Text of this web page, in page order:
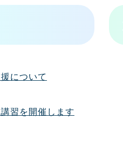
について
習を開催します